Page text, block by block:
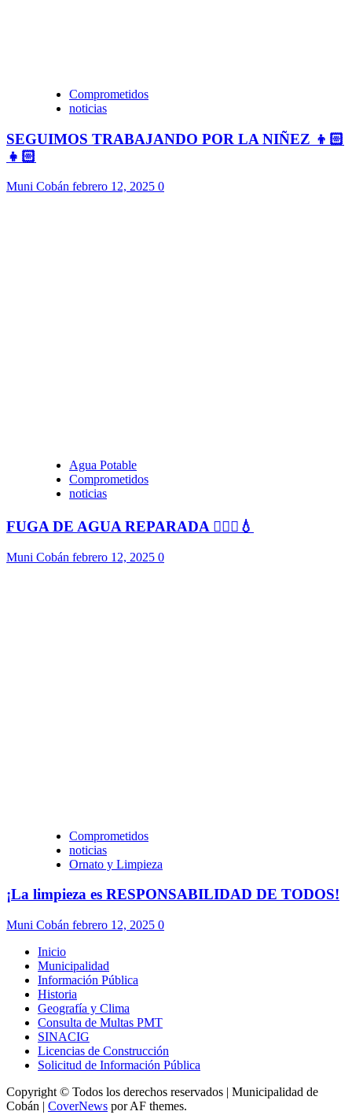
Comprometidos
noticias
SEGUIMOS TRABAJANDO POR LA NIÑEZ 👦🏻
👧🏻
Muni Cobán febrero 12, 2025 0
Agua Potable
Comprometidos
noticias
FUGA DE AGUA REPARADA 👷🏻‍♂️💧
Muni Cobán febrero 12, 2025 0
Comprometidos
noticias
Ornato y Limpieza
¡La limpieza es RESPONSABILIDAD DE TODOS!
Muni Cobán febrero 12, 2025 0
Inicio
Municipalidad
Información Pública
Historia
Geografía y Clima
Consulta de Multas PMT
SINACIG
Licencias de Construcción
Solicitud de Información Pública
Copyright © Todos los derechos reservados | Municipalidad de
Cobán | CoverNews por AF themes.